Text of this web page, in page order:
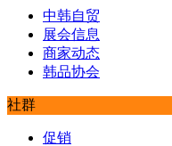
中韩自贸
展会信息
商家动态
韩品协会
社群
促销